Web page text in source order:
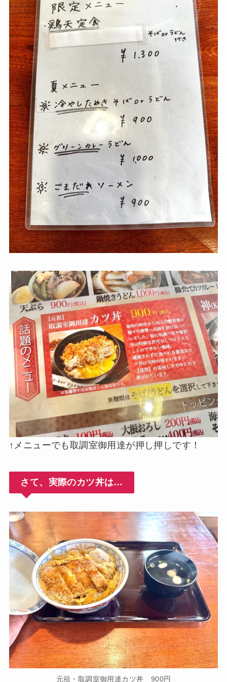
↑メニューでも取調室御用達が押し押しです！
さて、実際のカツ丼は…
元祖・取調室御用達カツ丼 900円